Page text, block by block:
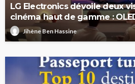
LG Electronics dévoile deux
cinéma haut de gamme :
evoJihène Ben Hassine